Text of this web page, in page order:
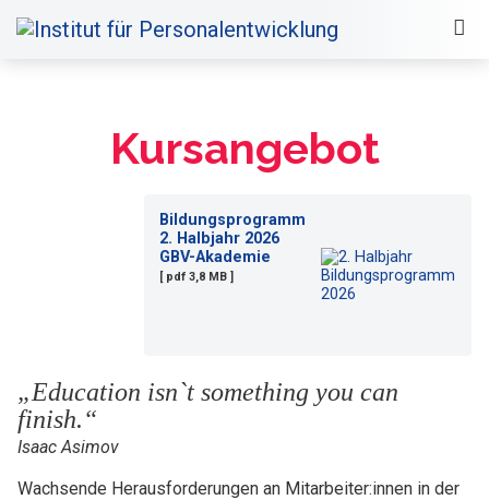
Kursangebot
Bildungsprogramm
2. Halbjahr 2026
GBV-Akademie
[ pdf 3,8 MB ]
„Education isn`t something you can
finish.“
Isaac Asimov
Wachsende Herausforderungen an Mitarbeiter:innen in der